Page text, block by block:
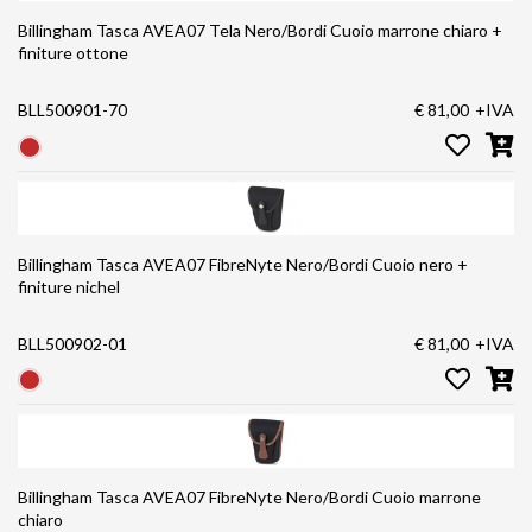
Billingham Tasca AVEA07 Tela Nero/Bordi Cuoio marrone chiaro +
finiture ottone
BLL500901-70 € 81,00 +IVA
Billingham Tasca AVEA07 FibreNyte Nero/Bordi Cuoio nero +
finiture nichel
BLL500902-01 € 81,00 +IVA
Billingham Tasca AVEA07 FibreNyte Nero/Bordi Cuoio marrone
chiaro